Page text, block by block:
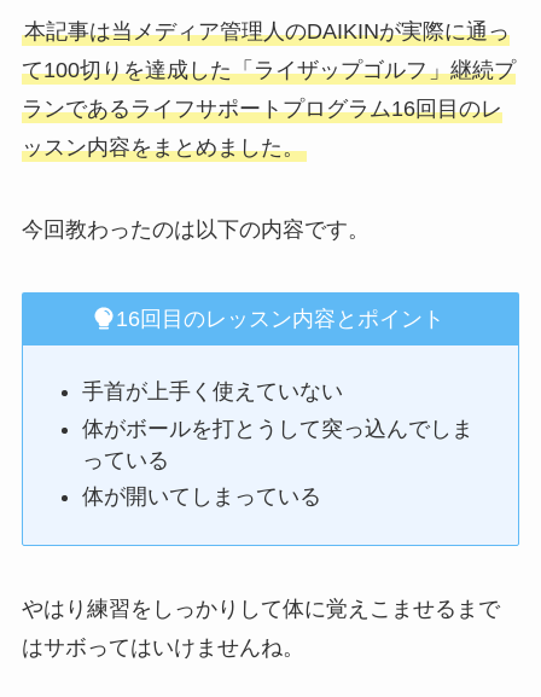
本記事は当メディア管理人のDAIKINが実際に通っ
て100切りを達成した「ライザップゴルフ」継続プ
ランであるライフサポートプログラム16回目のレ
ッスン内容をまとめました。
今回教わったのは以下の内容です。
16回目のレッスン内容とポイント
手首が上手く使えていない
体がボールを打とうして突っ込んでしま
っている
体が開いてしまっている
やはり練習をしっかりして体に覚えこませるまで
はサボってはいけませんね。